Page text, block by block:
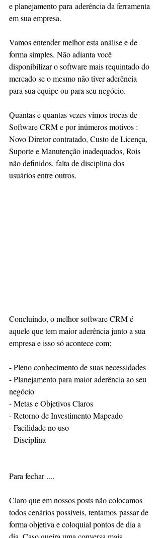
e planejamento para aderência da ferramenta
em sua empresa.
Vamos entender melhor esta análise e de
forma simples. Não adianta você
disponibilizar o software mais requintado do
mercado se o mesmo não tiver aderência
para sua equipe ou para seu negócio.
Quantas e quantas vezes vimos trocas de
Software CRM e por inúmeros motivos :
Novo Diretor contratado, Custo de Licença,
Suporte e Manutenção inadequados, Rois
não definidos, falta de disciplina dos
usuários entre outros.
Concluindo, o melhor software CRM é
aquele que tem maior aderência junto a sua
empresa e isso só acontece com:
- Pleno conhecimento de suas necessidades
- Planejamento para maior aderência ao seu
negócio
- Metas e Objetivos Claros
- Retorno de Investimento Mapeado
- Facilidade no uso
- Disciplina
Para fechar ....
Claro que em nossos posts não colocamos
todos cenários possíveis, tentamos passar de
forma objetiva e coloquial pontos de dia a